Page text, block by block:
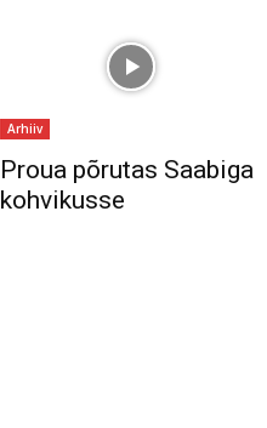
Arhiiv
Proua põrutas Saabiga
kohvikusse